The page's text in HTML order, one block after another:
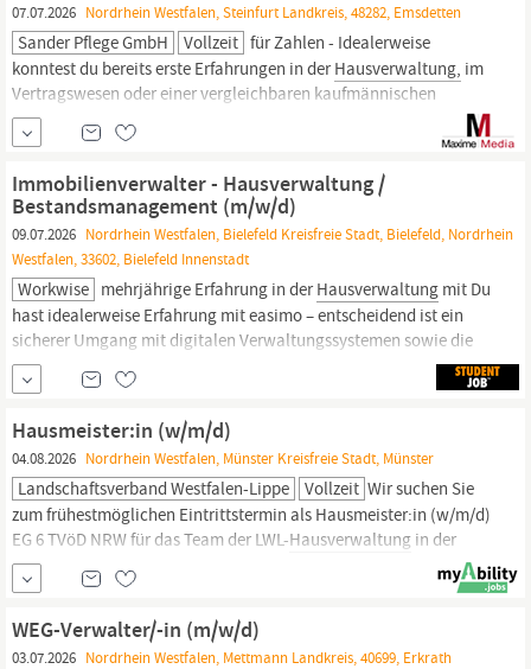
07.07.2026 Nordrhein Westfalen, Steinfurt Landkreis, 48282, Emsdetten
Sander Pflege GmbH Vollzeit für Zahlen - Idealerweise
konntest du bereits erste Erfahrungen in derHausverwaltung, im
Vertragswesen oder einer vergleichbaren kaufmännischen
Tätigkeit sammeln - Auch als motivierter Quereinsteiger bist du
bei uns herzlich willkommen. - Deine Arbeitsweise ist
selbstständig, strukturiert und zuverlässig - Dich zeichnen eine
schnelle Auffassungsgabe,...
Immobilienverwalter - Hausverwaltung /
Bestandsmanagement (m/w/d)
09.07.2026 Nordrhein Westfalen, Bielefeld Kreisfreie Stadt, Bielefeld, Nordrhein
Westfalen, 33602, Bielefeld Innenstadt
Workwise mehrjährige Erfahrung in derHausverwaltung mit Du
hast idealerweise Erfahrung mit easimo – entscheidend ist ein
sicherer Umgang mit digitalen Verwaltungssystemen sowie die
Bereitschaft, dich schnell in easimo einzuarbeiten Du bist sicher
im Umgang mit Microsoft Teams sowie den gängigen Microsoft-
Office-Anwendungen Du arbeitest strukturiert und...
Hausmeister:in (w/m/d)
04.08.2026 Nordrhein Westfalen, Münster Kreisfreie Stadt, Münster
Landschaftsverband Westfalen-Lippe Vollzeit Wir suchen Sie
zum frühestmöglichen Eintrittstermin als Hausmeister:in (w/m/d)
EG 6 TVöD NRW für das Team der LWL-Hausverwaltung in der
LWL-Haupt- und Personalabteilung. Wir bieten eine unbefristete
Vollzeitstelle (39 Stunden/Woche) an. Teilzeit ist ebenfalls
möglich. Bitte bewerben Sie sich unter der Kenn-Nr. 9602 bis zum
24.08.2026. Die
WEG-Verwalter/-in (m/w/d)
03.07.2026 Nordrhein Westfalen, Mettmann Landkreis, 40699, Erkrath